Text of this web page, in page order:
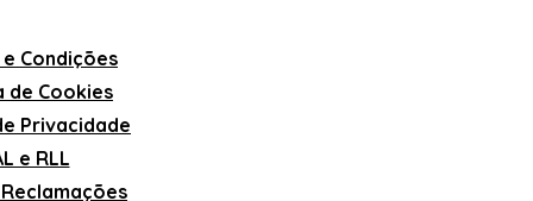
Condições
de Cookies
Privacidade
e RLL